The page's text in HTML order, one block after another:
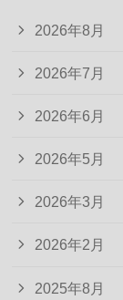
2026年8月
2026年7月
2026年6月
2026年5月
2026年3月
2026年2月
2025年8月